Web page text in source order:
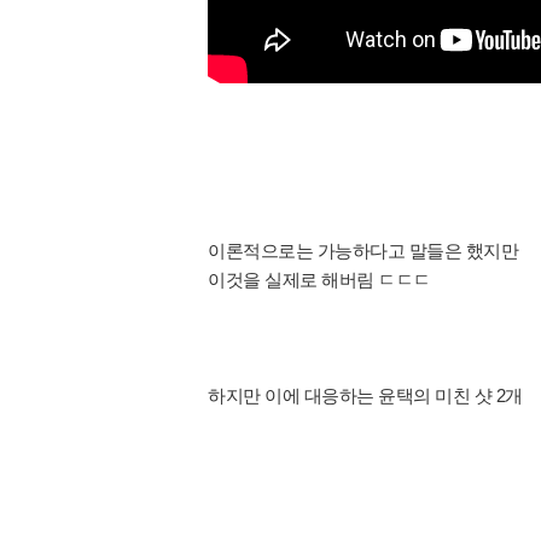
이론적으로는 가능하다고 말들은 했지만
이것을 실제로 해버림 ㄷㄷㄷ
하지만 이에 대응하는 윤택의 미친 샷 2개